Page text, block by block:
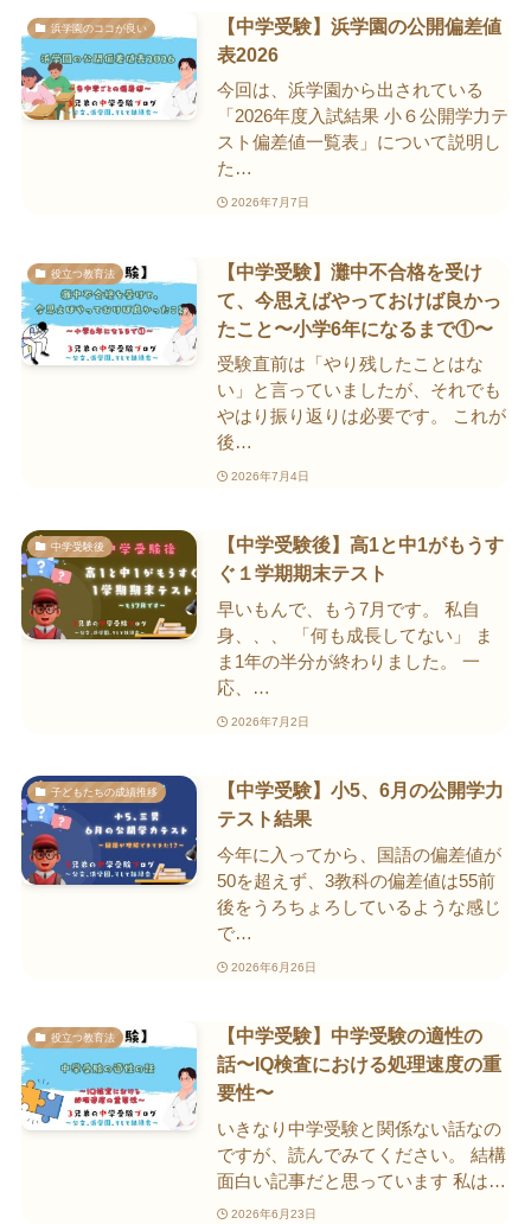
浜学園のココが良い
【中学受験】浜学園の公開偏差値
表2026
今回は、浜学園から出されている
「2026年度入試結果 小６公開学力テ
スト偏差値一覧表」について説明し
た…
2026年7月7日
役立つ教育法
【中学受験】灘中不合格を受け
て、今思えばやっておけば良かっ
たこと〜小学6年になるまで①〜
受験直前は「やり残したことはな
い」と言っていましたが、それでも
やはり振り返りは必要です。 これが
後…
2026年7月4日
中学受験後
【中学受験後】高1と中1がもうす
ぐ１学期期末テスト
早いもんで、もう7月です。 私自
身、、、 「何も成長してない」 ま
ま1年の半分が終わりました。 一
応、…
2026年7月2日
子どもたちの成績推移
【中学受験】小5、6月の公開学力
テスト結果
今年に入ってから、国語の偏差値が
50を超えず、3教科の偏差値は55前
後をうろちょろしているような感じ
で…
2026年6月26日
役立つ教育法
【中学受験】中学受験の適性の
話〜IQ検査における処理速度の重
要性〜
いきなり中学受験と関係ない話なの
ですが、読んでみてください。 結構
面白い記事だと思っています 私は…
2026年6月23日